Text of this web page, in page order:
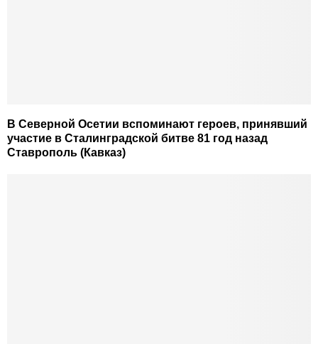
В Северной Осетии вспоминают героев, принявший
участие в Сталинградской битве 81 год назад
Ставрополь (Кавказ)